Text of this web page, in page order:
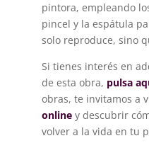
pintora, empleando
pincel y la espátula
solo reproduce, sino
Si tienes interés en
de esta obra, pulsa
obras, te invitamos a
onliney descubrir
volver a la vida en tu